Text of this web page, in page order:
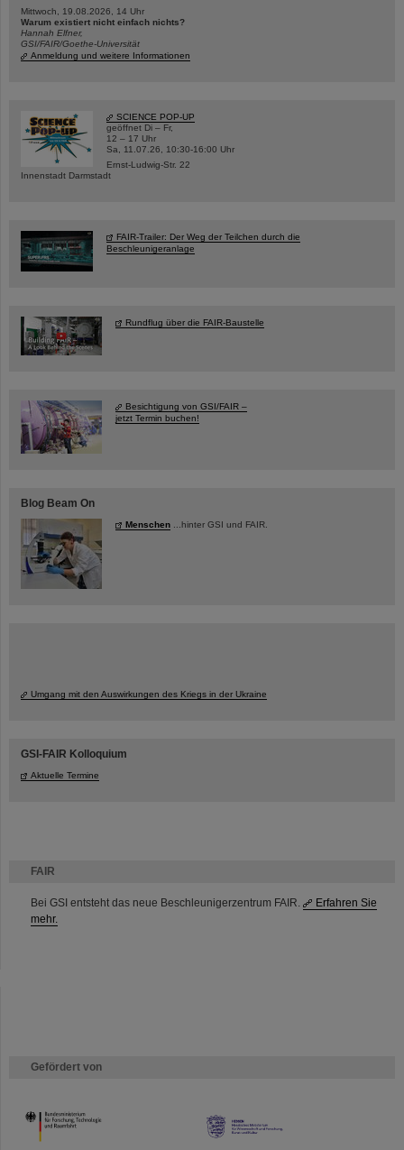
FAIR
Bei GSI entsteht das neue Beschleunigerzentrum FAIR.
Erfahren Sie
mehr.
Gefördert von
HMWK
Mittwoch, 19.08.2026, 14 Uhr
Warum existiert nicht einfach nichts?
Hannah Elfner,
GSI/FAIR/Goethe-Universität
Anmeldung und weitere Informationen
SCIENCE POP-UP
geöffnet Di – Fr,
12 – 17 Uhr
Sa, 11.07.26, 10:30-16:00 Uhr
Ernst-Ludwig-Str. 22
Innenstadt Darmstadt
FAIR-Trailer: Der Weg der Teilchen durch die
Beschleunigeranlage
Rundflug über die FAIR-Baustelle
Besichtigung von GSI/FAIR –
jetzt Termin buchen!
Blog Beam On
Menschen ...hinter GSI und FAIR.
Umgang mit den Auswirkungen des Kriegs in der Ukraine
GSI-FAIR Kolloquium
Aktuelle Termine